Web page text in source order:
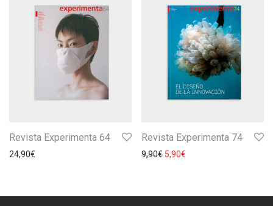
Revista Experimenta 64
24,90€
Revista Experimenta 74
9,90€ 5,90€